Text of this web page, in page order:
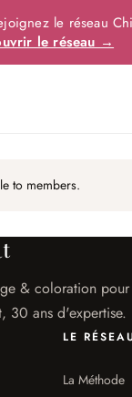
le réseau
le réseau →
to members.
& coloration
30 ans d'expertise.
LE
La Méthode